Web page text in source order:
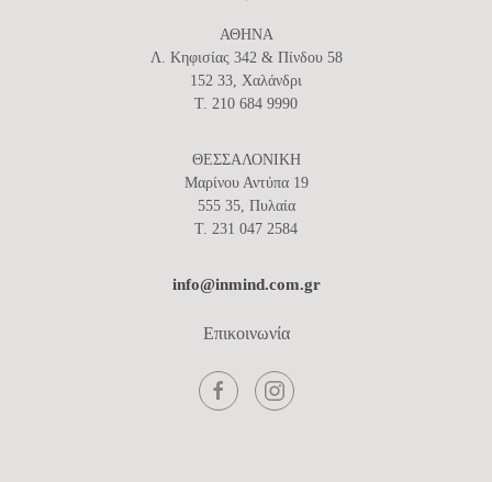
ΑΘΗΝΑ
Λ. Κηφισίας 342 & Πίνδου 58
152 33, Χαλάνδρι
T. 210 684 9990
ΘΕΣΣΑΛΟΝΙΚΗ
Μαρίνου Αντύπα 19
555 35, Πυλαία
T. 231 047 2584
info@inmind.com.gr
Επικοινωνία